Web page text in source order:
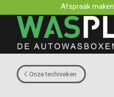
Afspraak maken
Onze technieken